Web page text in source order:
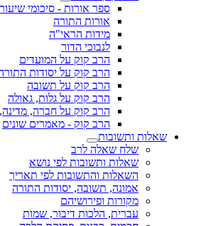
ספר אורות - סיכומי
אורות התורה
מידות הראי"ה
לנבוכי הדור
הרב קוק על המועדים
הרב קוק על יסודות
הרב קוק על תשובה
הרב קוק על גלות, גאולה
הרב קוק על חברה,
הרב קוק - מאמרים שונים
שאלות ותשובות
שלח שאלה לרב
שאלות ותשובות לפי נושא
השאלות והתשובות לפי תאריך
אמונה, תשובה, יסודות התורה
מקורות ופירושיהם
עברית, הלכות דיבור, שמות